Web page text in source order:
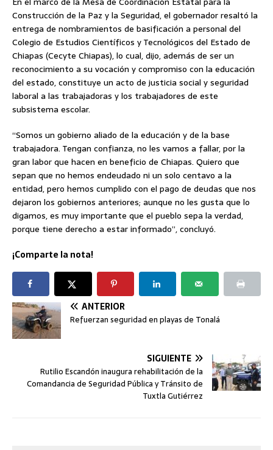
Construcción de la Paz y la Seguridad, el gobernador resaltó la
entrega de nombramientos de basificación a personal del
Colegio de Estudios Científicos y Tecnológicos del Estado de
Chiapas (Cecyte Chiapas), lo cual, dijo, además de ser un
reconocimiento a su vocación y compromiso con la educación
del estado, constituye un acto de justicia social y seguridad
laboral a las trabajadoras y los trabajadores de este
subsistema escolar.
“Somos un gobierno aliado de la educación y de la base
trabajadora. Tengan confianza, no les vamos a fallar, por la
gran labor que hacen en beneficio de Chiapas. Quiero que
sepan que no hemos endeudado ni un solo centavo a la
entidad, pero hemos cumplido con el pago de deudas que nos
dejaron los gobiernos anteriores; aunque no les gusta que lo
digamos, es muy importante que el pueblo sepa la verdad,
porque tiene derecho a estar informado”, concluyó.
¡Comparte la nota!
ANTERIOR
Refuerzan seguridad en playas de Tonalá
SIGUIENTE
Rutilio Escandón inaugura rehabilitación de la
Comandancia de Seguridad Pública y Tránsito de
Tuxtla Gutiérrez